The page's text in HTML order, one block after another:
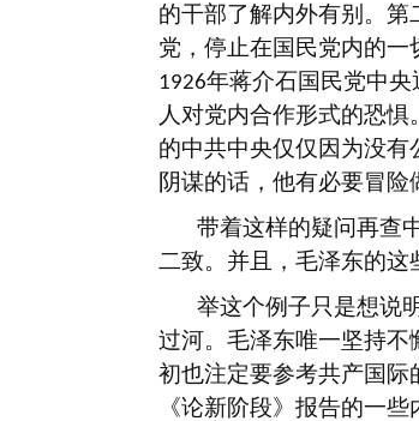
的干部了解内外有别。
党，停止在国民党内的
1926年蒋介石国民党中
人对党内合作形式的恐
的中共中央仅仅因为没
阴谋的话，他有必要冒险
带着这样的疑问再查
二致。并且，毛泽东的这
举这个例子只是想说
过河。毛泽东唯一坚持
初也注定要参考共产国
《论新阶段》报告的一